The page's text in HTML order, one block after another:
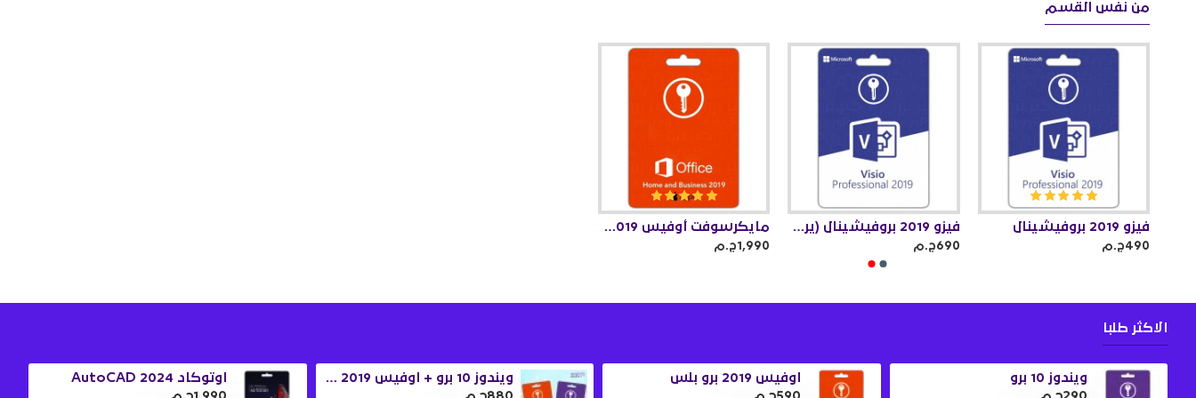
من نفس القسم
فيزو 2019 بروفيشينال
490ج.م
فيزو 2019 بروفيشينال (يرتبط بالحساب)
690ج.م
مايكرسوفت أوفيس 2019 هوم اند بزنس للماك
1,990ج.م
الاكثر طلبا
ويندوز 10 برو
اوفيس 2019 برو بلس
ويندوز 10 برو + اوفيس 2019 برو بلس
اوتوكاد 2024 AutoCAD